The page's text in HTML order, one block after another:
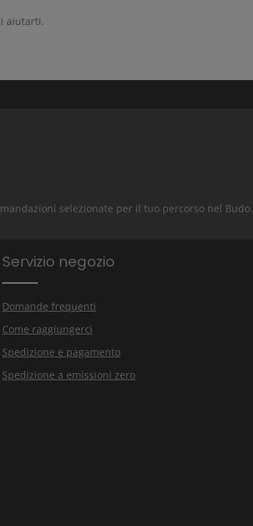
aiutarti.
selezionate per il tuo percorso nel Budo.
Servizio negozio
Domande frequenti
Come raggiungerci
Spedizione e pagamento
Spedizione a emissioni zero